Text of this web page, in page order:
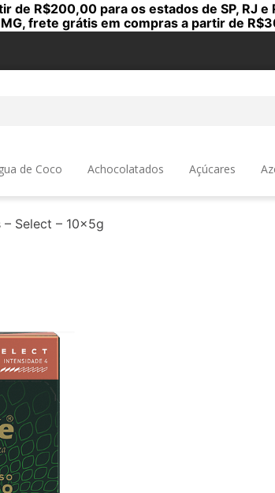
de R$200,00 para os estados de SP, RJ e
MG, frete grátis em compras a partir de
de Coco Achocolatados Açúcares
Select – 10x5g